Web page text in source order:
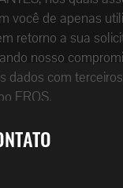
você de apenas
retorno a sua
nosso
dados com
EROS.